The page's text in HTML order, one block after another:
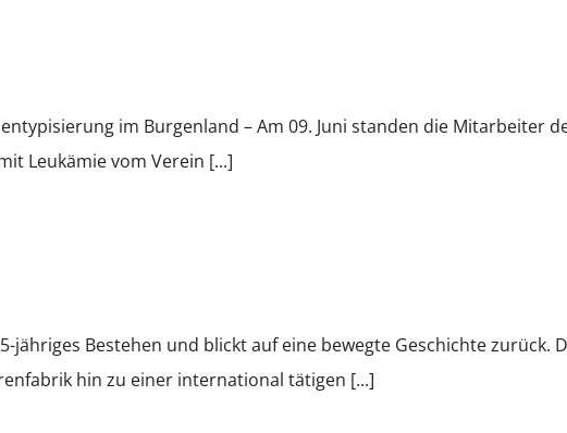
im Burgenland – Am 09. Juni standen die Mitarbeiter
Leukämie vom Verein [...]
jähriges Bestehen und blickt auf eine bewegte Geschichte zurück.
hin zu einer international tätigen [...]